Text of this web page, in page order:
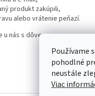
Používame
pohodlné
neustále
Viac
produkt zakúpili,
alebo vrátenie peňazí.
u nás s dôverou.